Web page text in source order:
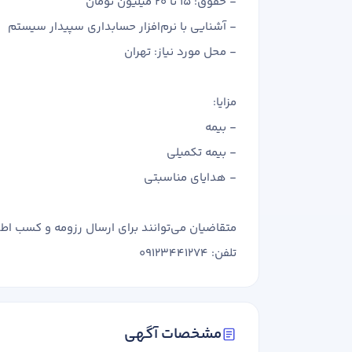
- آشنایی با نرم‌افزار حسابداری سپیدار سیستم
- محل مورد نیاز: تهران
مزایا:
- بیمه
- بیمه تکمیلی
- هدایای مناسبتی
متقاضیان می‌توانند برای ارسال رزومه و کسب
تلفن: 09123441274
مشخصات آگهی
نام و نام خانوادگی
در صورتی که سابقه دارید توضیح مختصر از